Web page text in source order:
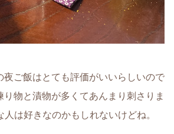
夜ご飯はとても評価がいいらしいので
物と漬物が多くてあんまり刺さりま
は好きなのかもしれないけどね。